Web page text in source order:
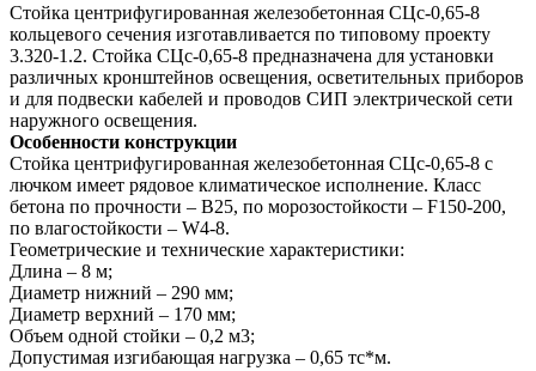
Стойка центрифугированная железобетонная СЦс-0,65-8
кольцевого сечения изготавливается по типовому проекту
3.320-1.2. Стойка СЦс-0,65-8 предназначена для установки
различных кронштейнов освещения, осветительных приборов
и для подвески кабелей и проводов СИП электрической сети
наружного освещения.
Особенности конструкции
Стойка центрифугированная железобетонная СЦс-0,65-8 с
лючком имеет рядовое климатическое исполнение. Класс
бетона по прочности – B25, по морозостойкости – F150-200,
по влагостойкости – W4-8.
Геометрические и технические характеристики:
Длина – 8 м;
Диаметр нижний – 290 мм;
Диаметр верхний – 170 мм;
Объем одной стойки – 0,2 м3;
Допустимая изгибающая нагрузка – 0,65 тс*м.